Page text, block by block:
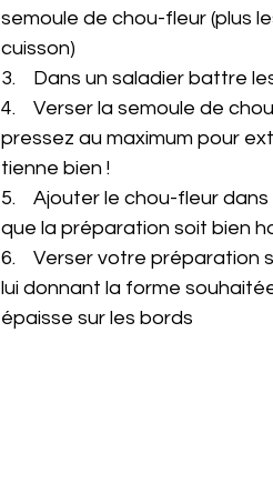
semoule de chou-fleur (plus
cuisson)
3.    Dans un saladier battre
4.    Verser la semoule de
pressez au maximum pour
tienne bien !
5.    Ajouter le chou-fleur
que la préparation soit bien
6.    Verser votre
lui donnant la forme
épaisse sur les bords